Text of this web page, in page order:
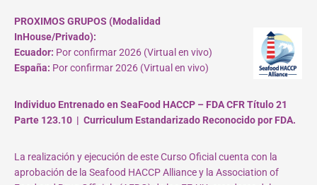
PROXIMOS GRUPOS (Modalidad
InHouse/Privado):
Ecuador: Por confirmar 2026 (Virtual en vivo)
España: Por confirmar 2026 (Virtual en vivo)
Individuo Entrenado en SeaFood HACCP – FDA CFR Título 21
Parte 123.10 | Curriculum Estandarizado Reconocido por FDA.
La realización y ejecución de este Curso Oficial cuenta con la
aprobación de la Seafood HACCP Alliance y la Association of